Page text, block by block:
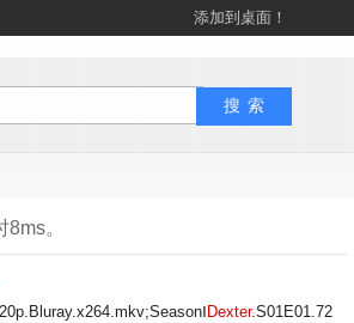
添加到桌面！
。
Dexter.S01E01.72